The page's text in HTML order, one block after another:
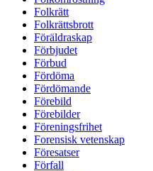
Folkrätt
Folkrättsbrott
Föräldraskap
Förbjudet
Förbud
Fördöma
Fördömande
Förebild
Förebilder
Föreningsfrihet
Forensisk vetenskap
Föresatser
Förfall